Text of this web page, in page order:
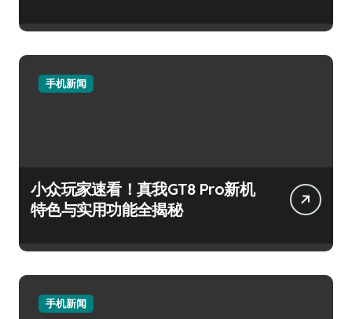
手机新闻
小众玩家速看！真我GT8 Pro新机
特色与实用功能全揭秘
手机新闻